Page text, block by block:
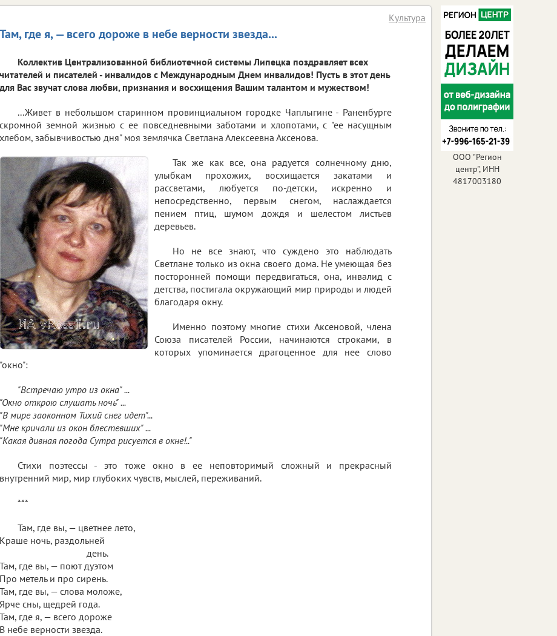
Там, где я, — всего дороже в небе верности звезда...
Культура
Коллектив Централизованной библиотечной системы Липецка поздравляет всех
читателей и писателей - инвалидов с Международным Днем инвалидов! Пусть в этот день
для Вас звучат слова любви, признания и восхищения Вашим талантом и мужеством!
...Живет в небольшом старинном провинциальном городке Чаплыгине - Раненбурге
скромной земной жизнью с ее повседневными заботами и хлопотами, с "ее насущным
хлебом, забывчивостью дня" моя землячка Светлана Алексеевна Аксенова.
Так же как все, она радуется солнечному дню,
улыбкам прохожих, восхищается закатами и
рассветами, любуется по-детски, искренно и
непосредственно, первым снегом, наслаждается
пением птиц, шумом дождя и шелестом листьев
деревьев.
Но не все знают, что суждено это наблюдать
Светлане только из окна своего дома. Не умеющая без
посторонней помощи передвигаться, она, инвалид с
детства, постигала окружающий мир природы и людей
благодаря окну.
Именно поэтому многие стихи Аксеновой, члена
Союза писателей России, начинаются строками, в
которых упоминается драгоценное для нее слово
"окно":
"Встречаю утро из окна" ...
"Окно открою слушать ночь" ...
"В мире заоконном Тихий снег идет"...
"Мне кричали из окон блестевших" ...
"Какая дивная погода Сутра рисуется в окне!.."
Стихи поэтессы - это тоже окно в ее неповторимый сложный и прекрасный
внутренний мир, мир глубоких чувств, мыслей, переживаний.
***
Там, где вы, — цветнее лето,
Краше ночь, раздольней
день.
Там, где вы, — поют дуэтом
Про метель и про сирень.
Там, где вы, — слова моложе,
Ярче сны, щедрей года.
Там, где я, — всего дороже
В небе верности звезда.
ООО "Регион
центр", ИНН
4817003180